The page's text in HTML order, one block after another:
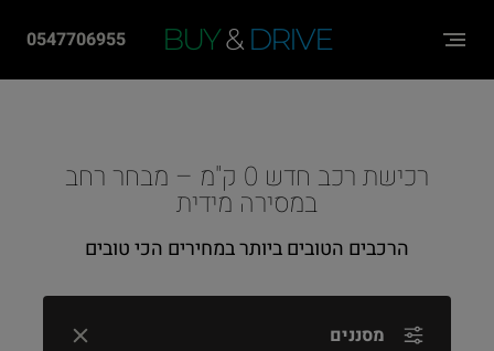
בְּאֲתָר
הַמְּסַיַּעַת
BUY& DRIVE
0547706955
רכישת רכב חדש 0 ק"מ – מבחר רחב
במסירה מידית
הרכבים הטובים ביותר במחירים הכי טובים
מסננים